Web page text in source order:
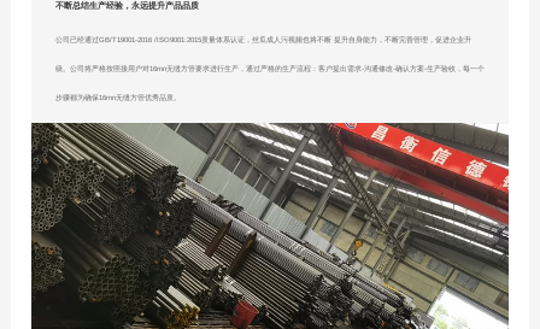
不断总结生产经验，永远提升产品品质
公司已经通过GB/T19001-2016 /ISO9001:2015质量体系认证，丝瓜成人污视频也将不断 提升自身能力，不断完善管理，促进企业升
级。公司将严格按照接用户对16mn无缝方管要求进行生产，通过严格的生产流程：客户提出需求-沟通修改-确认方案-生产验收，每一个
步骤都为确保16mn无缝方管优秀品质。